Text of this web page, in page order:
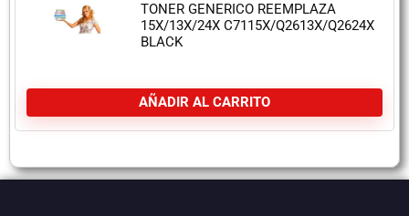
TONER GENERICO REEMPLAZA
15X/13X/24X C7115X/Q2613X/Q2624X
BLACK
AÑADIR AL CARRITO